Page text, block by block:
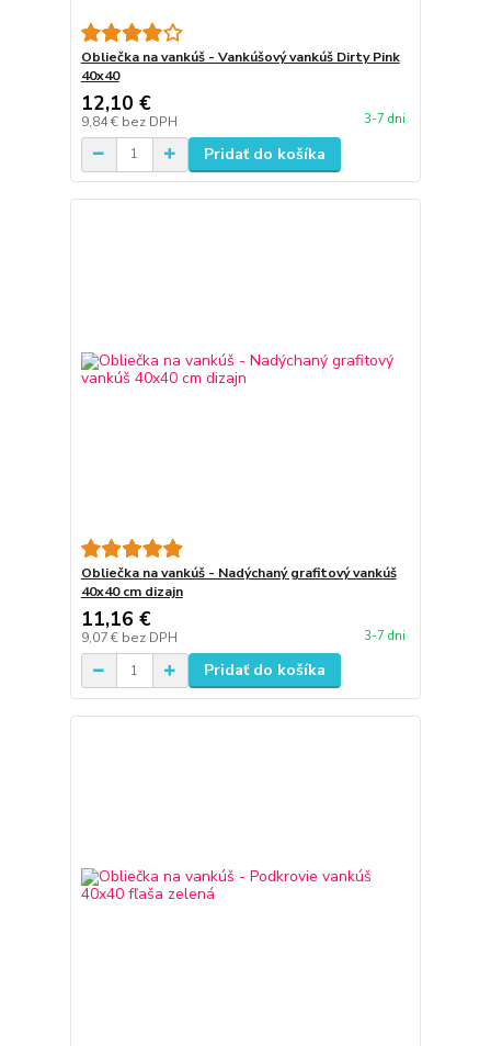
Obliečka na vankúš - Vankúšový vankúš Dirty Pink
40x40
12,10 €
9,84 € bez DPH 3-7 dni
Pridať do košíka
Obliečka na vankúš - Nadýchaný grafitový vankúš
40x40 cm dizajn
11,16 €
9,07 € bez DPH 3-7 dni
Pridať do košíka